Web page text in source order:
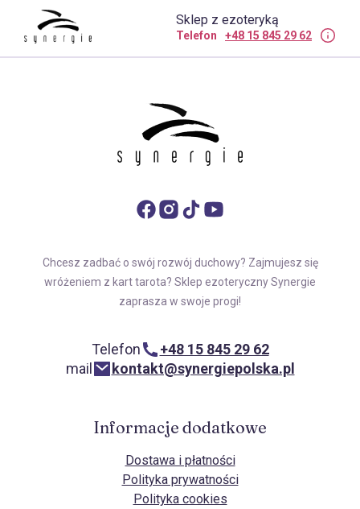
Sklep z ezoteryką
Telefon +48 15 845 29 62
Chcesz zadbać o swój rozwój duchowy? Zajmujesz się
wróżeniem z kart tarota? Sklep ezoteryczny Synergie
zaprasza w swoje progi!
Telefon
+48 15 845 29 62
mail
kontakt@synergiepolska.pl
Informacje dodatkowe
Dostawa i płatności
Polityka prywatności
Polityka cookies